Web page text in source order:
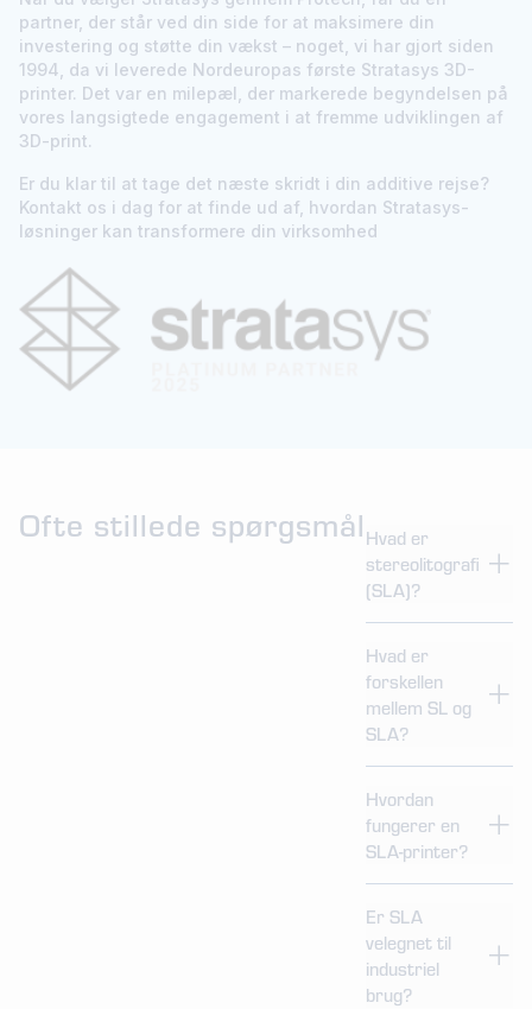
partner, der står ved din side for at maksimere din
investering og støtte din vækst – noget, vi har gjort siden
1994, da vi leverede Nordeuropas første Stratasys 3D-
printer. Det var en milepæl, der markerede begyndelsen på
vores langsigtede engagement i at fremme udviklingen af
3D-print.
Er du klar til at tage det næste skridt i din additive rejse?
Kontakt os i dag for at finde ud af, hvordan Stratasys-
løsninger kan transformere din virksomhed
Ofte stillede spørgsmål Hvad er
stereolitografi
(SLA)?
Hvad er
forskellen
mellem SL og
SLA?
Hvordan
fungerer en
SLA-printer?
Er SLA
velegnet til
industriel
brug?